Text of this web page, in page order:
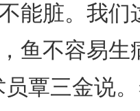
能脏。我们
鱼不容易生
员覃三金说